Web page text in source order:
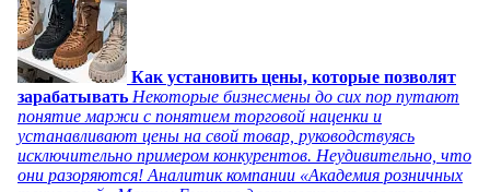
Как установить цены, которые позволят
зарабатывать Некоторые бизнесмены до сих пор путают
понятие маржи с понятием торговой наценки и
устанавливают цены на свой товар, руководствуясь
исключительно примером конкурентов. Неудивительно, что
они разоряются! Аналитик компании «Академия розничных